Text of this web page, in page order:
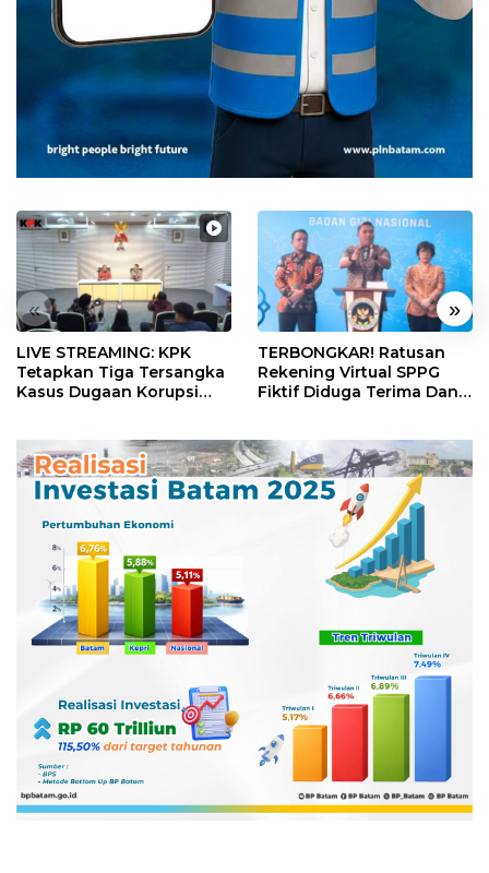
« »
LIVE STREAMING: KPK
Tetapkan Tiga Tersangka
Kasus Dugaan Korupsi
TERBONGKAR! Ratusan
Rekening Virtual SPPG
Fiktif Diduga Terima Dana